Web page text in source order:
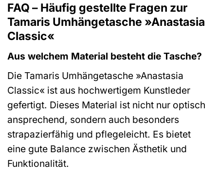
FAQ – Häufig gestellte Fragen zur
Tamaris Umhängetasche »Anastasia
Classic«
Aus welchem Material besteht die Tasche?
Die Tamaris Umhängetasche »Anastasia
Classic« ist aus hochwertigem Kunstleder
gefertigt. Dieses Material ist nicht nur optisch
ansprechend, sondern auch besonders
strapazierfähig und pflegeleicht. Es bietet
eine gute Balance zwischen Ästhetik und
Funktionalität.